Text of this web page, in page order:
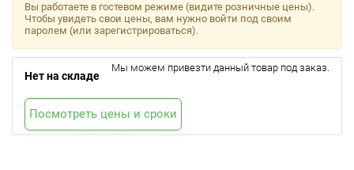
Вы работаете в гостевом режиме (видите розничные цены).
Чтобы увидеть свои цены, вам нужно войти под своим
паролем (или зарегистрироваться).
Нет на складе
Мы можем привезти данный товар под заказ.
Посмотреть цены и сроки